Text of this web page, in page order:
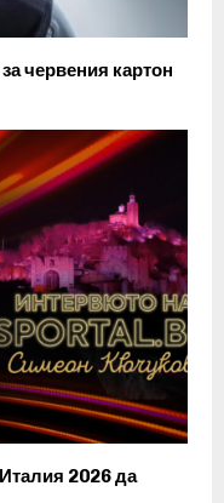
червения картон
2026 да